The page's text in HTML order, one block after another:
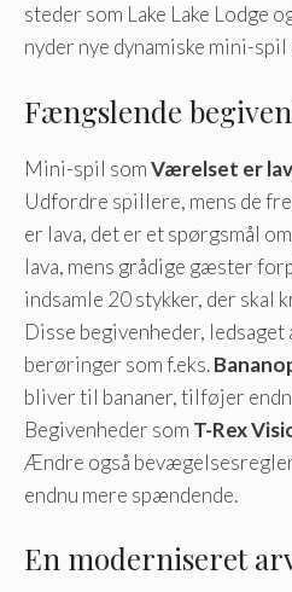
steder som Lake Lake Lodge
nyder nye dynamiske mini-
Fængslende
Mini-spil somVærelset er
Udfordre spillere, mens de
er lava, det er et spørgsmål
lava, mens grådige gæster
indsamle 20 stykker, der skal
Disse begivenheder,
berøringer som f.eks.
bliver til bananer, tilføjer
Begivenheder som T-Rex
Ændre også
endnu mere spændende.
En moderniseret